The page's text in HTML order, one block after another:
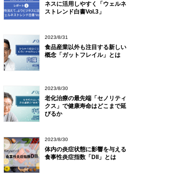
ネスに活用しやすく「ウェルネ
ストレンド白書Vol.3」
2023/8/31
食品産業以外も注目する新しい
概念「ガットフレイル」とは
2023/8/30
老化治療の最先端「セノリティ
クス」で健康寿命はどこまで延
びるか
2023/8/30
体内の炎症状態に影響を与える
食事性炎症指数「DII」とは